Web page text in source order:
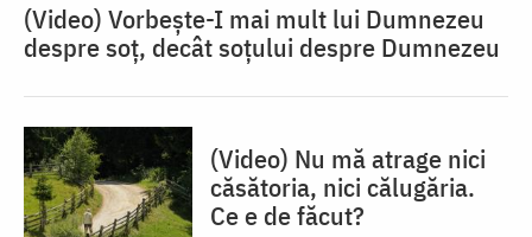
(Video) Vorbește-I mai mult lui Dumnezeu
despre soț, decât soțului despre Dumnezeu
(Video) Nu mă atrage nici
căsătoria, nici călugăria.
Ce e de făcut?